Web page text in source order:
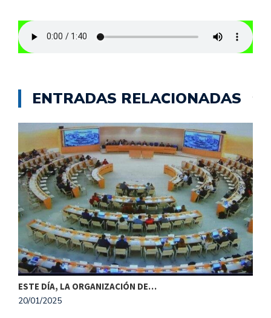
ENTRADAS RELACIONADAS
ESTE DÍA, LA ORGANIZACIÓN DE…
20/01/2025